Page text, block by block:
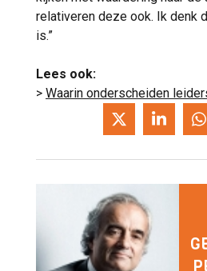
relativeren deze ook. Ik denk
is.”
Lees ook:
> Waarin onderscheiden